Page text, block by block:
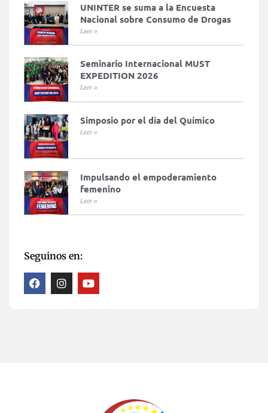
UNINTER se suma a la Encuesta
Nacional sobre Consumo de Drogas
Leer »
Seminario Internacional MUST
EXPEDITION 2026
Leer »
Simposio por el día del Químico
Leer »
Impulsando el empoderamiento
femenino
Leer »
Seguinos en: